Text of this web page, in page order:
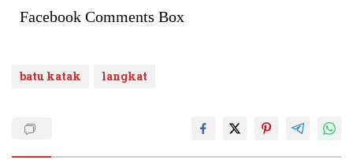
Facebook Comments Box
batu katak langkat